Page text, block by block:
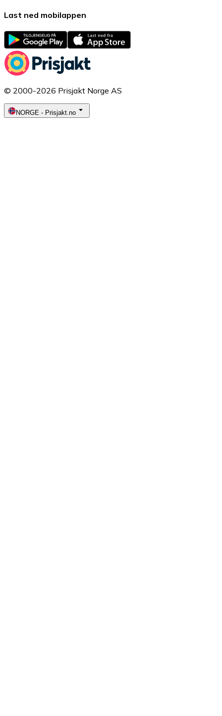
Last ned mobilappen
© 2000-2026 Prisjakt Norge AS
NORGE - Prisjakt.no